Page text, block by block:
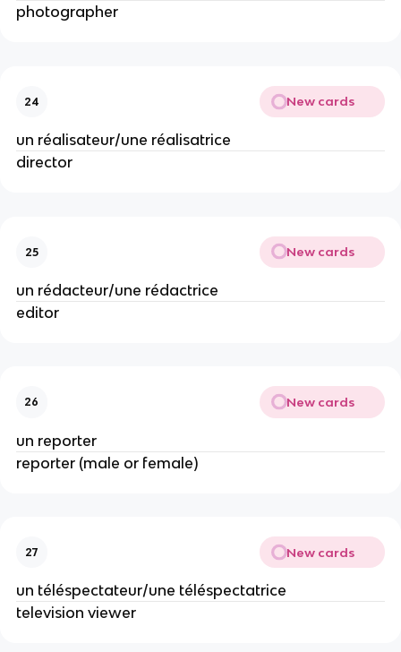
photographer
24 New cards
un réalisateur/une réalisatrice
director
25 New cards
un rédacteur/une rédactrice
editor
26 New cards
un reporter
reporter (male or female)
27 New cards
un téléspectateur/une téléspectatrice
television viewer